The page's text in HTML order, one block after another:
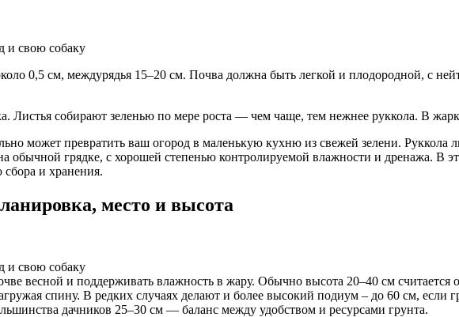
и свою собаку
0,5 см, междурядья 15–20 см. Почва должна быть легкой и плодородной, с
Листья собирают зеленью по мере роста — чем чаще, тем нежнее руккола. В
может превратить ваш огород в маленькую кухню из свежей зелени.
грядке, с хорошей степенью контролируемой влажности и дренажа. В
и хранения.
место и высота
и свою собаку
весной и поддерживать влажность в жару. Обычно высота 20–40 см считается
спину. В редких случаях делают и более высокий подиум – до 60 см, если
дачников 25–30 см — баланс между удобством и ресурсами грунта.